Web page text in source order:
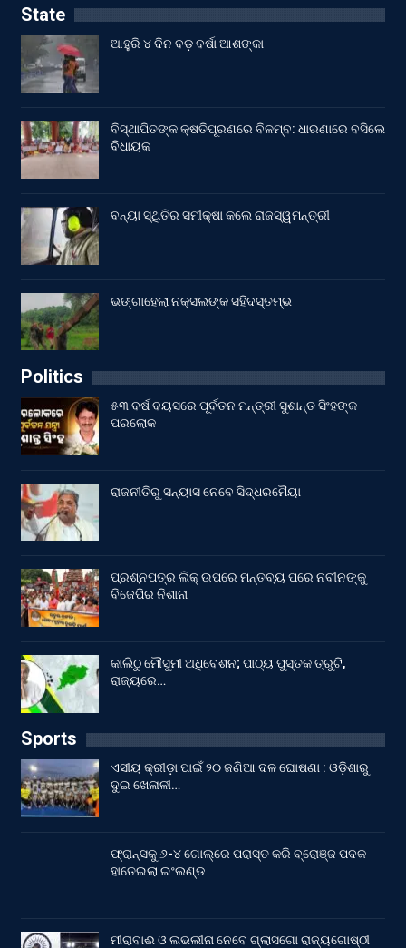
State
ଆହୁରି ୪ ଦିନ ବଡ଼ ବର୍ଷା ଆଶଙ୍କା
ବିସ୍ଥାପିତଙ୍କ କ୍ଷତିପୂରଣରେ ବିଳମ୍ବ: ଧାରଣାରେ ବସିଲେ
ବିଧାୟକ
ବନ୍ୟା ସ୍ଥିତିର ସମୀକ୍ଷା କଲେ ରାଜସ୍ୱମନ୍ତ୍ରୀ
ଭଙ୍ଗାହେଲା ନକ୍ସଲଙ୍କ ସହିଦସ୍ତମ୍ଭ
Politics
୫୩ ବର୍ଷ ବୟସରେ ପୂର୍ବତନ ମନ୍ତ୍ରୀ ସୁଶାନ୍ତ ସିଂହଙ୍କ
ପରଲୋକ
ରାଜନୀତିରୁ ସନ୍ୟାସ ନେବେ ସିଦ୍ଧରମୈୟା
ପ୍ରଶ୍ନପତ୍ର ଲିକ୍ ଉପରେ ମନ୍ତବ୍ୟ ପରେ ନବୀନଙ୍କୁ
ବିଜେପିର ନିଶାନା
କାଲିଠୁ ମୌସୁମୀ ଅଧିବେଶନ; ପାଠ୍ୟ ପୁସ୍ତକ ତ୍ରୁଟି,
ରାଜ୍ୟରେ…
Sports
ଏସୀୟ କ୍ରୀଡ଼ା ପାଇଁ ୨୦ ଜଣିଆ ଦଳ ଘୋଷଣା : ଓଡ଼ିଶାରୁ
ଦୁଇ ଖେଳାଳୀ…
ଫ୍ରାନ୍ସକୁ ୬-୪ ଗୋଲ୍‌ରେ ପରାସ୍ତ କରି ବ୍ରୋଞ୍ଜ ପଦକ
ହାତେଇଲା ଇଂଲଣ୍ଡ
ମୀରାବାଈ ଓ ଲଭଲୀନା ନେବେ ଗ୍ଲାସଗୋ ରାଜ୍ୟଗୋଷ୍ଠୀ